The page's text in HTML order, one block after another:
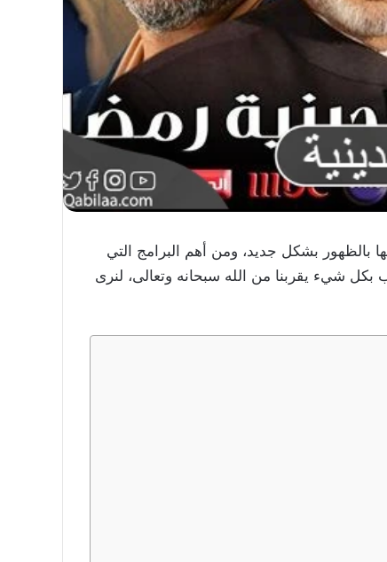
بالظهور بشكل جديد، ومن أهم البرامج التي
بكل شيء يقربنا من الله سبحانه وتعالى، لنرى